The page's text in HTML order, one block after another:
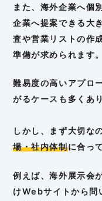
また、海外企業へ個
企業へ提案できる大
査や営業リストの作
準備が求められます。
難易度の高いアプロ
がるケースも多くあ
しかし、まず大切な
場・社内体制に合っ
例えば、海外展示会
けWebサイトから問